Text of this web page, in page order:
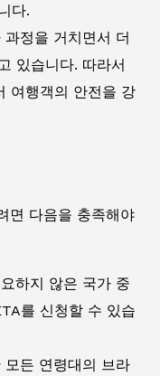
다.
정을 거치면서 더
있습니다. 따라서
여행객의 안전을 강
면 다음을 충족해야
하지 않은 국가 중
를 신청할 수 있습
든 연령대의 브라